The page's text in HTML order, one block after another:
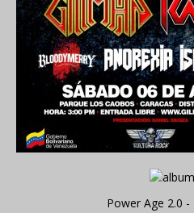
Power Age 2.0